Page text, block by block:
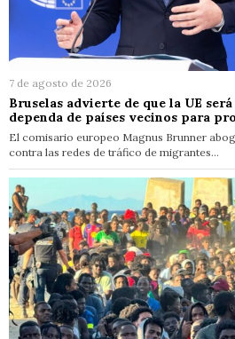
7 de agosto de 2026
Bruselas advierte de que la UE
dependa de países vecinos para
El comisario europeo Magnus Brunner
contra las redes de tráfico de migrantes…